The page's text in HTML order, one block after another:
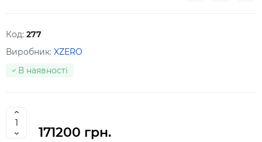
Код: 277
Виробник: XZERO
В наявності
171200 грн.